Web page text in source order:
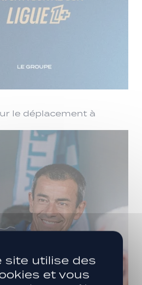
le déplacement à
site utilise des
et vous